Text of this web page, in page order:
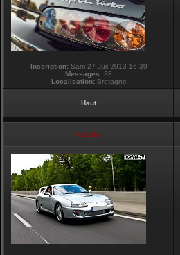
Inscription:Sam 27 Juil 2013 16:39
Messages: 28
Localisation:Bretagne
Haut
touti-17